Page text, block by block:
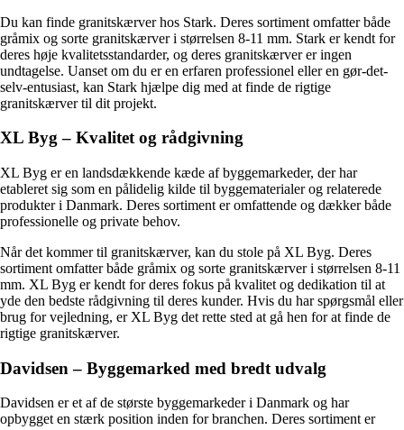
Du kan finde granitskærver hos Stark. Deres sortiment omfatter både
gråmix og sorte granitskærver i størrelsen 8-11 mm. Stark er kendt for
deres høje kvalitetsstandarder, og deres granitskærver er ingen
undtagelse. Uanset om du er en erfaren professionel eller en gør-det-
selv-entusiast, kan Stark hjælpe dig med at finde de rigtige
granitskærver til dit projekt.
XL Byg – Kvalitet og rådgivning
XL Byg er en landsdækkende kæde af byggemarkeder, der har
etableret sig som en pålidelig kilde til byggematerialer og relaterede
produkter i Danmark. Deres sortiment er omfattende og dækker både
professionelle og private behov.
Når det kommer til granitskærver, kan du stole på XL Byg. Deres
sortiment omfatter både gråmix og sorte granitskærver i størrelsen 8-11
mm. XL Byg er kendt for deres fokus på kvalitet og dedikation til at
yde den bedste rådgivning til deres kunder. Hvis du har spørgsmål eller
brug for vejledning, er XL Byg det rette sted at gå hen for at finde de
rigtige granitskærver.
Davidsen – Byggemarked med bredt udvalg
Davidsen er et af de største byggemarkeder i Danmark og har
opbygget en stærk position inden for branchen. Deres sortiment er